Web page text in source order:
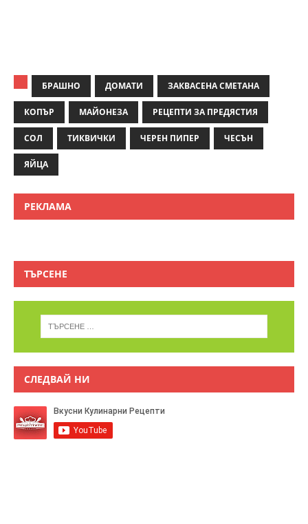
БРАШНО ДОМАТИ ЗАКВАСЕНА СМЕТАНА
КОПЪР МАЙОНЕЗА РЕЦЕПТИ ЗА ПРЕДЯСТИЯ
СОЛ ТИКВИЧКИ ЧЕРЕН ПИПЕР ЧЕСЪН
ЯЙЦА
РЕКЛАМА
ТЪРСЕНЕ
СЛЕДВАЙ НИ